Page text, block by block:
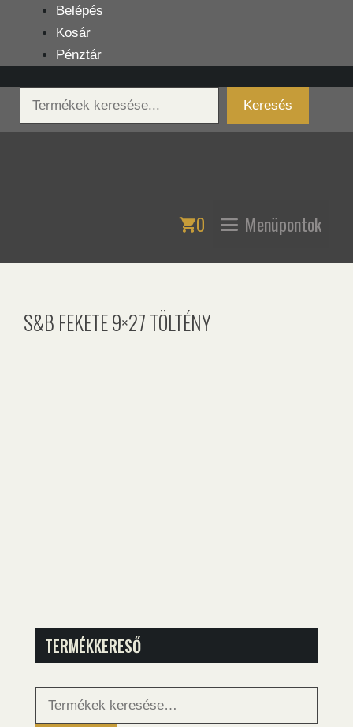
tartalomba
Belépés
Kosár
Pénztár
Keresés
Keresés
0 Menüpontok
S&B FEKETE 9×27 TÖLTÉNY
TERMÉKKERESŐ
Keresés